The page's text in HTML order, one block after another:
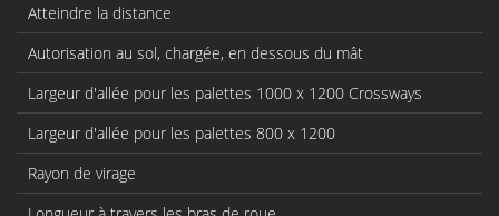
Atteindre la distance
Autorisation au sol, chargée, en dessous du mât
Largeur d'allée pour les palettes 1000 x 1200 Crossways
Largeur d'allée pour les palettes 800 x 1200
Rayon de virage